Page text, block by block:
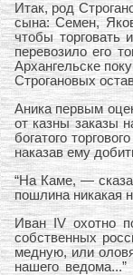
Итак, род
сына: Семен,
чтобы торговать
перевозило его
Архангельске
Строгановых
Аника первым
от казны заказы
богатого
наказав ему
“На Каме, —
пошлина никакая
Иван IV охотно
собственных
медную, или
нашего